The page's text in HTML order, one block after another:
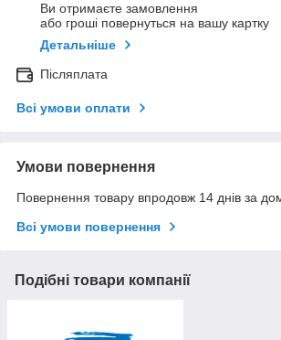
Ви отримаєте замовлення
або гроші повернуться на вашу картку
Детальніше
Післяплата
Всі умови оплати
Умови повернення
Повернення товару впродовж 14 днів за
Всі умови повернення
Подібні товари компанії